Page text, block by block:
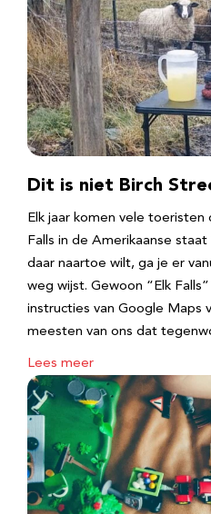
Dit is niet Birch
Elk jaar komen vele toeristen
Falls in de Amerikaanse
daar naartoe wilt, ga je er
weg wijst. Gewoon “Elk
instructies van Google Maps
meesten van ons dat
Lees meer